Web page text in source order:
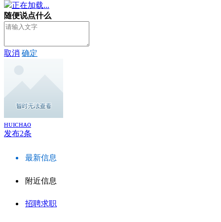
正在加载...
随便说点什么
取消 确定
ʜᴜɪᴄʜᴀᴏ
发布2条
最新信息
附近信息
招聘求职